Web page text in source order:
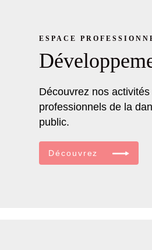
ESPACE
Découvrez nos
professionnels de la
public.
Découvrez